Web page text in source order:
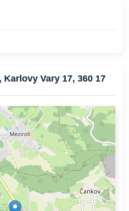
Karlovy Vary 17, 360 17